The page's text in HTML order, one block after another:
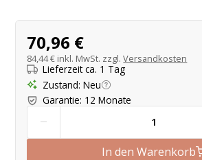
Produktangebot
70,96 €
84,44 € inkl. MwSt. zzgl.Versandkosten
Lieferzeit ca. 1 Tag
Zustand: Neu
Garantie: 12 Monate
-
In den Warenkorb